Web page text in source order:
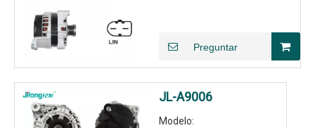
Preguntar
JL-A9006
Modelo: